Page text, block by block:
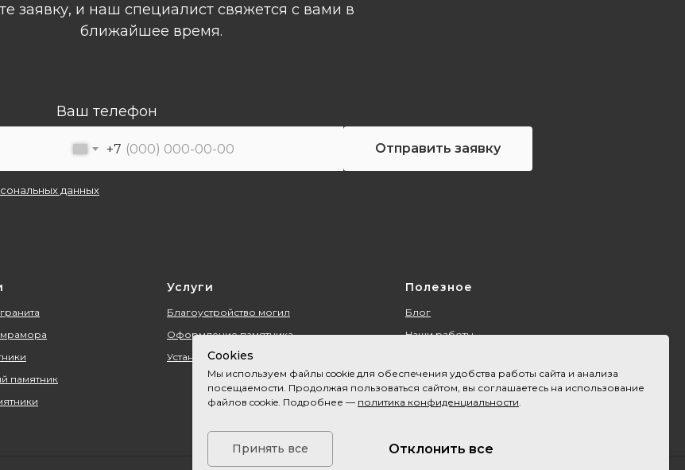
Cookies
Мы используем файлы cookie для обеспечения удобства работы сайта и анализа
посещаемости. Продолжая пользоваться сайтом, вы соглашаетесь на использование
файлов cookie. Подробнее — политика конфиденциальности
Принять все Отклонить все
заявку, и наш специалист свяжется с вами в
ближайшее время.
Ваш телефон
+7
данных
Отправить заявку
мрамора
памятник
Услуги
Благоустройство могил
Оформление памятника
Установка памятника
Полезное
Блог
Наши работы
Контакты
Акции
Карта сайта